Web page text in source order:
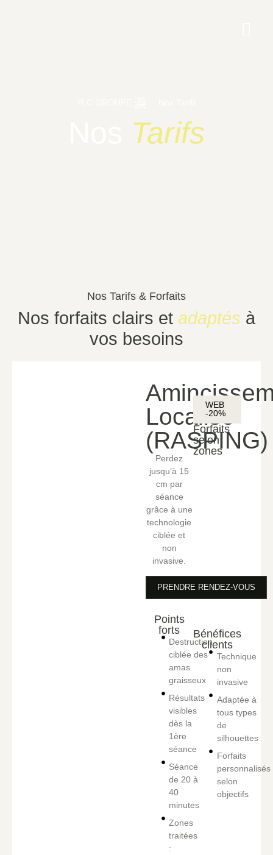
Tarifs
Nos Tarifs & Forfaits
Nos forfaits clairs et adaptés à
vos besoins
Localisé
(RASPING)
Perdez
jusqu’à 15
cm par
séance
grâce à une
technologie
ciblée et
non
invasive.
PRENDRE RENDEZ-VOUS
WEB
-20%
Forfaits
selon
zones
Points
forts
Destruction
ciblée des
amas
graisseux
Résultats
visibles
dès la
1ère
séance
Séance
de 20 à
40
minutes
Zones
traitées
:
Bénéfices
clients
Technique
non
invasive
Adaptée à
tous types
de
silhouettes
Forfaits
personnalisés
selon
objectifs